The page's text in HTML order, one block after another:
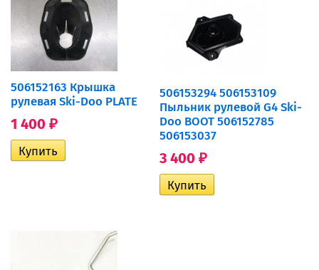
506152163 Крышка
рулевая Ski-Doo PLATE
1 400 ₽
506153294 506153109
Пыльник рулевой G4 Ski-
Doo BOOT 506152785
506153037
3 400 ₽